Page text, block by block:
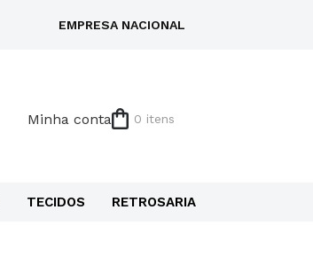
EMPRESA NACIONAL
Minha conta 0 itens
TECIDOS RETROSARIA